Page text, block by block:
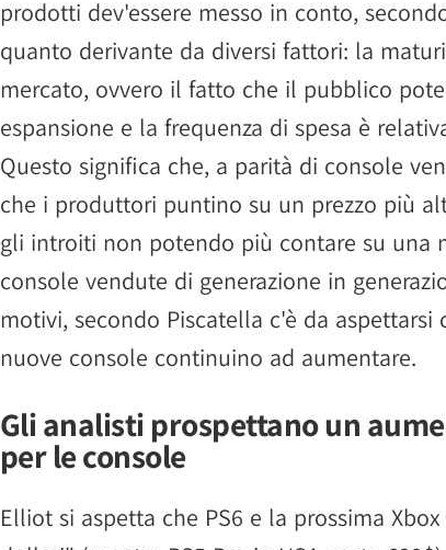
prodotti dev'essere messo in conto,
quanto derivante da diversi fattori: la
mercato, ovvero il fatto che il pubblico
espansione e la frequenza di spesa è
Questo significa che, a parità di console
che i produttori puntino su un prezzo più
gli introiti non potendo più contare su una
console vendute di generazione in
motivi, secondo Piscatella c'è da aspettarsi
nuove console continuino ad aumentare.
Gli analisti prospettano un
per le console
Elliot si aspetta che PS6 e la prossima